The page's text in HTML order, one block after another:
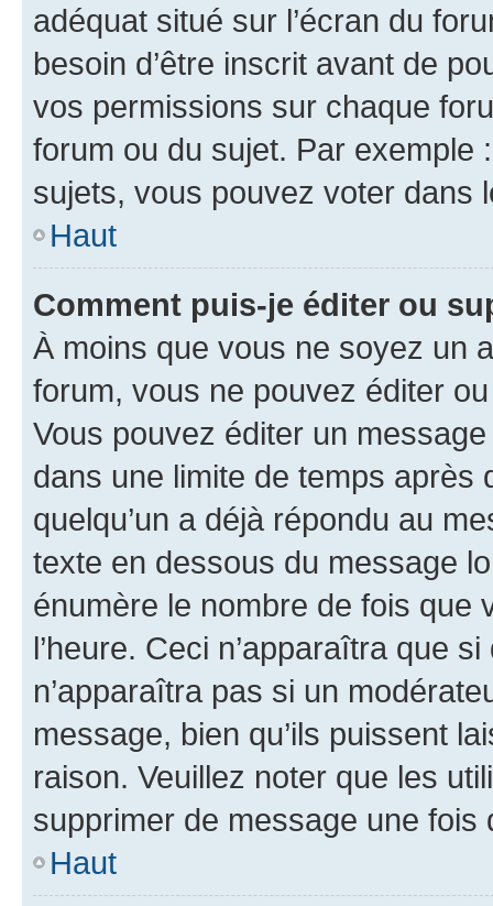
adéquat situé sur l’écran du
besoin d’être inscrit avant de
vos permissions sur chaque
forum ou du sujet. Par exemple
sujets, vous pouvez voter dans
Haut
Comment puis-je éditer ou
À moins que vous ne soyez un
forum, vous ne pouvez éditer
Vous pouvez éditer un
dans une limite de temps après
quelqu’un a déjà répondu au
texte en dessous du message
énumère le nombre de fois que
l’heure. Ceci n’apparaîtra que
n’apparaîtra pas si un
message, bien qu’ils puissent
raison. Veuillez noter que les
supprimer de message une fois
Haut